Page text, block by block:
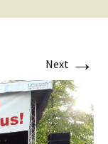
Next →